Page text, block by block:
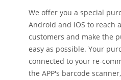
We offer you a special
Android and iOS to reach
customers and make the
easy as possible. Your
connected to your re-
the APP's barcode